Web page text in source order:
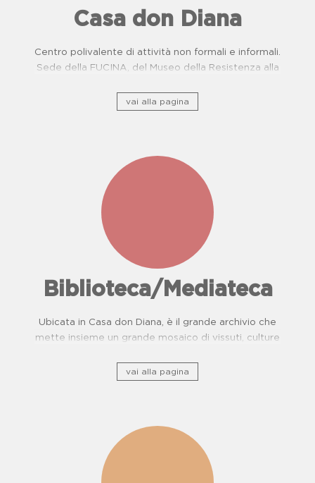
Casa don Diana
Centro polivalente di attività non formali e informali.
Sede della FUCINA, del Museo della Resistenza alla
Oncologiche. Proposte didattiche per scuole.
vai alla pagina
Biblioteca/Mediateca
Ubicata in Casa don Diana, è il grande archivio che
mette insieme un grande mosaico di vissuti, culture
vai alla pagina